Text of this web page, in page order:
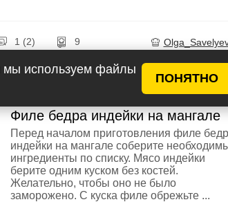
мы используем файлы
ПОНЯТНО
1 (2) 9
Филе бедра индейки на мангале
Перед началом приготовления филе
индейки на мангале соберите
ингредиенты по списку. Мясо индейки
берите одним куском без костей.
Желательно, чтобы оно не было
заморожено. С куска филе обрежьте ...